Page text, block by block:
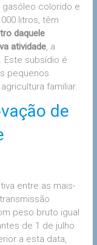
colorido e
litros, têm
daquele
atividade, a
Este subsídio é
pequenos
familiar.
de
entre as mais-
peso bruto igual
de 1 de julho
a esta data,